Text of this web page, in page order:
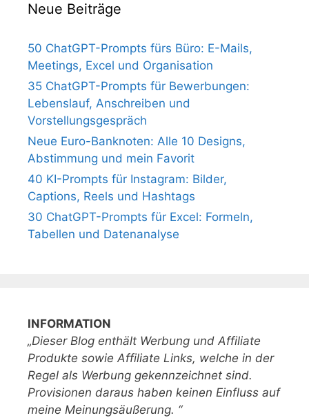
Neue Beiträge
50 ChatGPT-Prompts fürs Büro: E-Mails,
Meetings, Excel und Organisation
35 ChatGPT-Prompts für Bewerbungen:
Lebenslauf, Anschreiben und
Vorstellungsgespräch
Neue Euro-Banknoten: Alle 10 Designs,
Abstimmung und mein Favorit
40 KI-Prompts für Instagram: Bilder,
Captions, Reels und Hashtags
30 ChatGPT-Prompts für Excel: Formeln,
Tabellen und Datenanalyse
INFORMATION
„Dieser Blog enthält Werbung und Affiliate
Produkte sowie Affiliate Links, welche in der
Regel als Werbung gekennzeichnet sind.
Provisionen daraus haben keinen Einfluss auf
meine Meinungsäußerung. “